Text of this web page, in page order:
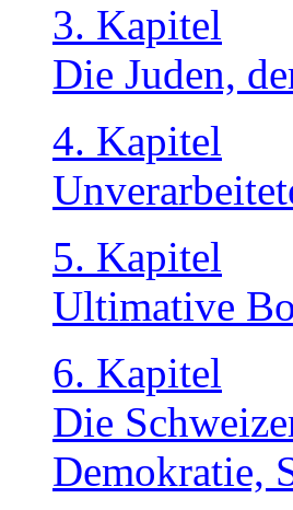
3. Kapitel
Die Juden,
4. Kapitel
5. Kapitel
Ultimative
6. Kapitel
Die
Demokratie,